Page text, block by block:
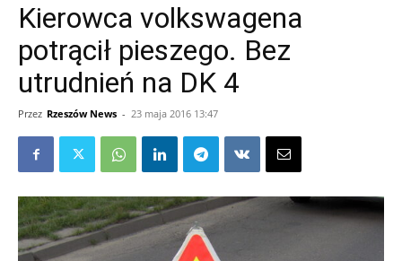
Kierowca volkswagena
potrącił pieszego. Bez
utrudnień na DK 4
Przez Rzeszów News - 23 maja 2016 13:47